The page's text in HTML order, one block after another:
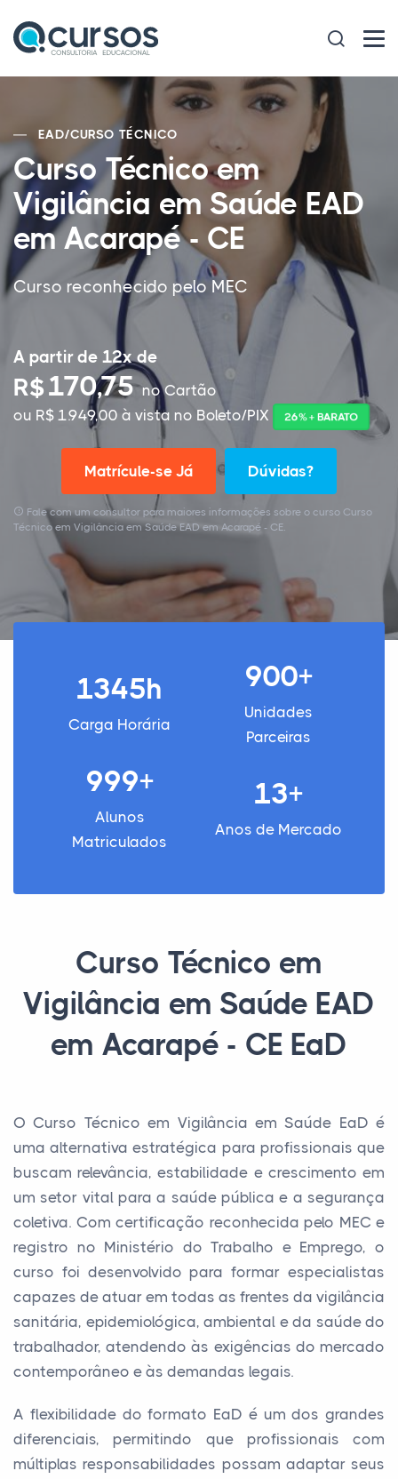
EAD/CURSO TÉCNICO
Curso Técnico em
Vigilância em Saúde EAD
em Acarapé - CE
Curso reconhecido pelo MEC
A partir de 12x de
R$170,75no Cartão
ou R$ 1.949,00 à vista no Boleto/PIX
26% + BARATO
Matrícule-se Já Dúvidas?
Fale com um consultor para maiores informações sobre o curso Curso
Técnico em Vigilância em Saúde EAD em Acarapé - CE.
1345h
Carga Horária
900+
Unidades
Parceiras
999+
Alunos
Matriculados
13+
Anos de Mercado
Curso Técnico em
Vigilância em Saúde EAD
em Acarapé - CE EaD
O Curso Técnico em Vigilância em Saúde EaD é
uma alternativa estratégica para profissionais que
buscam relevância, estabilidade e crescimento em
um setor vital para a saúde pública e a segurança
coletiva. Com certificação reconhecida pelo MEC e
registro no Ministério do Trabalho e Emprego, o
curso foi desenvolvido para formar especialistas
capazes de atuar em todas as frentes da vigilância
sanitária, epidemiológica, ambiental e da saúde do
trabalhador, atendendo às exigências do mercado
contemporâneo e às demandas legais.
A flexibilidade do formato EaD é um dos grandes
diferenciais, permitindo que profissionais com
múltiplas responsabilidades possam adaptar seus